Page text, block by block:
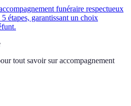
funéraire respectueux
étapes, garantissant un choix
tout savoir sur accompagnement